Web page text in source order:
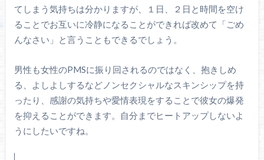
てしまう気持ちは分かりますが、１日、２日と時間を空け
ることでお互いに冷静になることができれば改めて「ごめ
んなさい」と言うこともできるでしょう。
男性も女性のPMSに振り回されるのではなく、抱きしめ
る、よしよしするなどノンセクシャルなスキンシップを持
ったり、感謝の気持ちや愛情表現をすることで彼女の爆発
を抑えることができます。自分までヒートアップしないよ
うにしたいですね。